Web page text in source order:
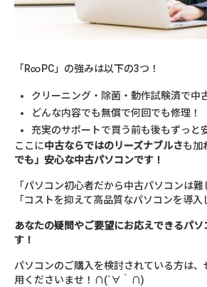
「R∞PC」の強みは以下の3つ！
クリーニング・除菌・動作試験済で中
どんな内容でも無償で何回でも修理！
充実のサポートで買う前も後もずっと
ここに中古ならではのリーズナブルさも加
でも」安心な中古パソコンです！
「パソコン初心者だから中古パソコンは難
「コストを抑えて高品質なパソコンを導入
あなたの疑問やご要望にお応えできるパ
す！
パソコンのご購入を検討されている方は
用くださいませ！∩(´∀｀∩)